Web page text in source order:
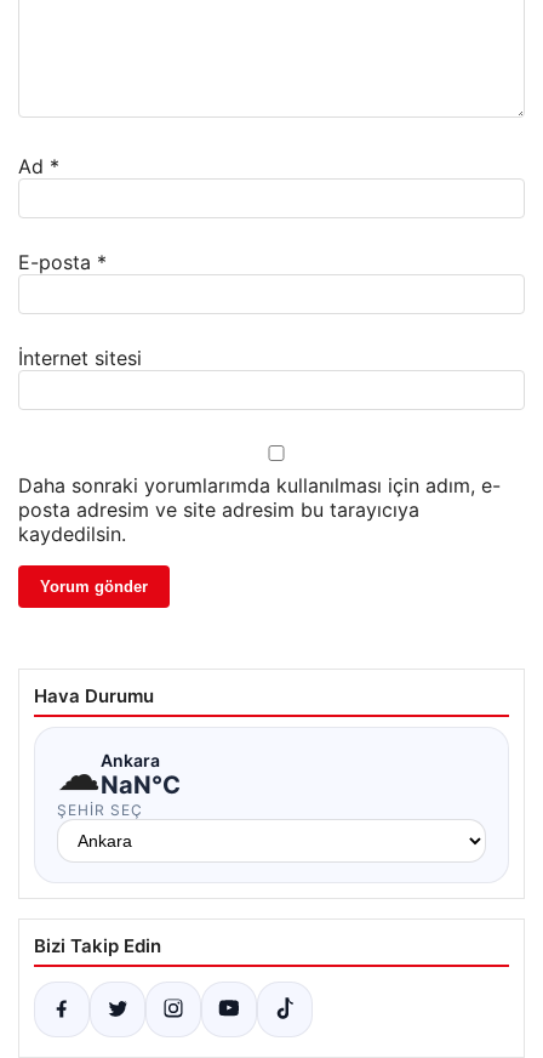
Ad *
E-posta *
İnternet sitesi
Daha sonraki yorumlarımda kullanılması için adım, e-
posta adresim ve site adresim bu tarayıcıya
kaydedilsin.
Hava Durumu
☁Ankara
NaN°C
ŞEHIR SEÇ
Bizi Takip Edin